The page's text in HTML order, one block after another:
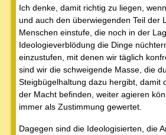
Ich denke, damit richtig zu liegen,
und auch den überwiegenden Teil der
Menschen einstufe, die noch in der
Ideologieverblödung die Dinge
einzustufen, mit denen wir täglich
sind wir die schweigende Masse, die
Steigbügelhaltung dazu hergibt, damit
der Macht befinden, weiter agieren
immer als Zustimmung gewertet.
Dagegen sind die Ideologisierten, die